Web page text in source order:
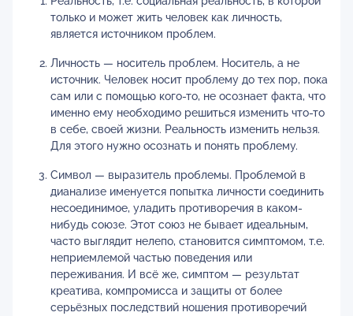
только и может жить человек как личность,
является источником проблем.
Личность — носитель проблем. Носитель, а не
источник. Человек носит проблему до тех пор, пока
сам или с помощью кого-то, не осознает факта, что
именно ему необходимо решиться изменить что-то
в себе, своей жизни. Реальность изменить нельзя.
Для этого нужно осознать и понять проблему.
Символ — выразитель проблемы. Проблемой в
дианализе именуется попытка личности соединить
несоединимое, уладить противоречия в каком-
нибудь союзе. Этот союз не бывает идеальным,
часто выглядит нелепо, становится симптомом, т.е.
неприемлемой частью поведения или
переживания. И всё же, симптом — результат
креатива, компромисса и защиты от более
серьёзных последствий ношения противоречий